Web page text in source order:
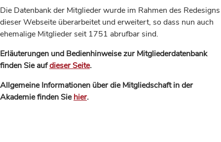
Die Datenbank der Mitglieder wurde im Rahmen des Redesigns
dieser Webseite überarbeitet und erweitert, so dass nun auch
ehemalige Mitglieder seit 1751 abrufbar sind.
Erläuterungen und Bedienhinweise zur Mitgliederdatenbank
finden Sie aufdieser Seite.
Allgemeine Informationen über die Mitgliedschaft in der
Akademie finden Siehier.